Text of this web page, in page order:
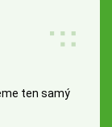
ten samý